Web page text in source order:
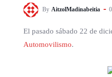
By AitzolMadinabeitia
El pasado sábado 22 de
Automovilismo.